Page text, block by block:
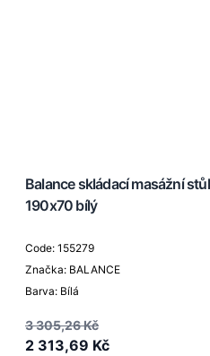
Balance skládací masážní
190x70 bílý
Code: 155279
Značka: BALANCE
Barva: Bílá
3 305,26 Kč
2 313,69 Kč